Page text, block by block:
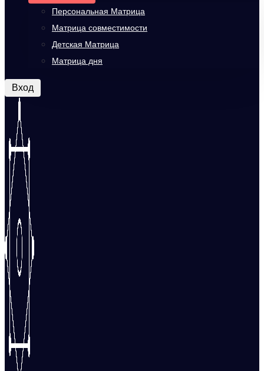
Персональная Матрица
Матрица совместимости
Детская Матрица
Матрица дня
Вход